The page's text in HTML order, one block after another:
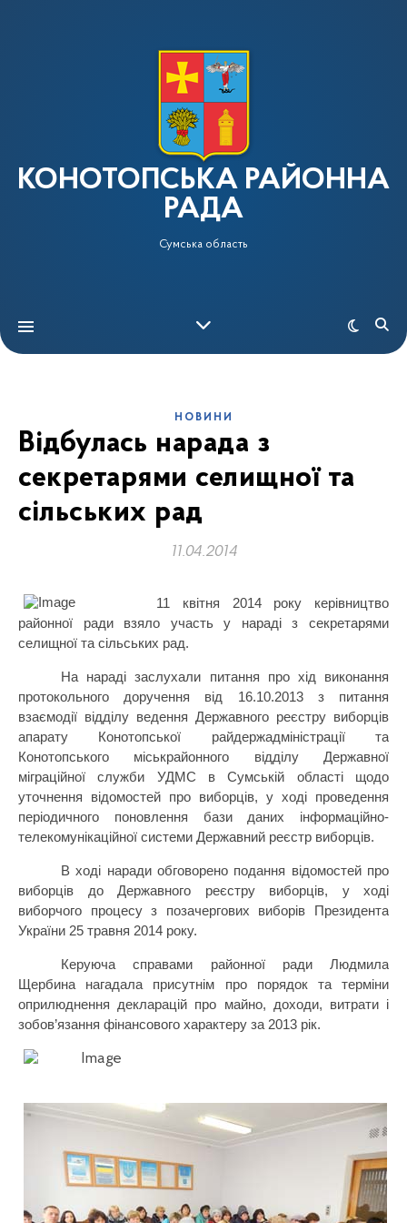
КОНОТОПСЬКА РАЙОННА
РАДА
Сумська область
НОВИНИ
Відбулась нарада з
секретарями селищної та
сільських рад
11.04.2014
11 квітня 2014 року керівництво
районної ради взяло участь у нараді з секретарями
селищної та сільських рад.
На нараді заслухали питання про хід виконання
протокольного доручення від 16.10.2013 з питання
взаємодії відділу ведення Державного реєстру виборців
апарату Конотопської райдержадміністрації та
Конотопського міськрайонного відділу Державної
міграційної служби УДМС в Сумській області щодо
уточнення відомостей про виборців, у ході проведення
періодичного поновлення бази даних інформаційно-
телекомунікаційної системи Державний реєстр виборців.
В ході наради обговорено подання відомостей про
виборців до Державного реєстру виборців, у ході
виборчого процесу з позачергових виборів Президента
України 25 травня 2014 року.
Керуюча справами районної ради Людмила
Щербина нагадала присутнім про порядок та терміни
оприлюднення декларацій про майно, доходи, витрати і
зобов’язання фінансового характеру за 2013 рік.